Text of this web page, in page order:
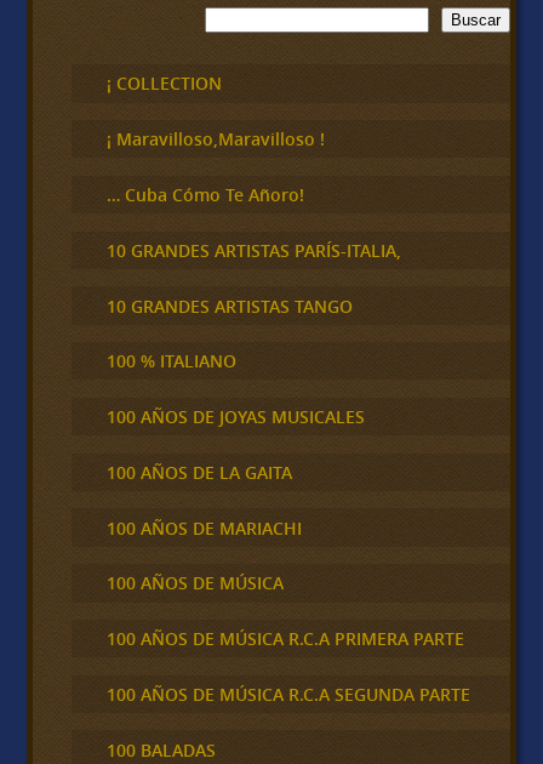
B
u
c
a
Buscar
¡ COLLECTION
¡ Maravilloso,Maravilloso !
… Cuba Cómo Te Añoro!
10 GRANDES ARTISTAS PARÍS-ITALIA,
10 GRANDES ARTISTAS TANGO
100 % ITALIANO
100 AÑOS DE JOYAS MUSICALES
100 AÑOS DE LA GAITA
100 AÑOS DE MARIACHI
100 AÑOS DE MÚSICA
100 AÑOS DE MÚSICA R.C.A PRIMERA PARTE
100 AÑOS DE MÚSICA R.C.A SEGUNDA PARTE
100 BALADAS